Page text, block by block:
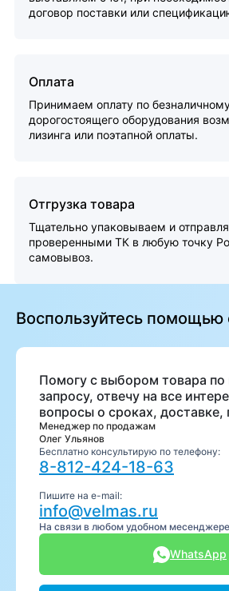
договор поставки или
Оплата
Принимаем оплату по
дорогостоящего оборудования
лизинга или поэтапной оплаты.
Отгрузка товара
Тщательно упаковываем и
проверенными ТК в любую точку
самовывоз.
Воспользуйтесь помощью
Помогу с выбором товара
запросу, отвечу на все
вопросы о сроках, доставке,
Менеджер по продажам
Олег Ульянов
Бесплатно консультирую по телефону:
8-812-424-18-63
Пишите на e-mail:
info@velmas.ru
На связи в любом удобном
WhatsApp